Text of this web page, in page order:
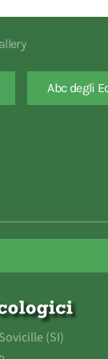
Abc degli
(SI)